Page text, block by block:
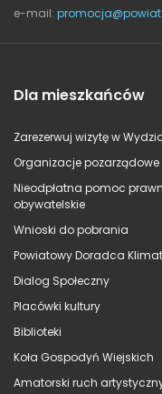
e-mail:
Dla mieszkańców
Zarezerwuj wizytę w
Organizacje pozarządowe
Nieodpłatna pomoc
obywatelskie
Wnioski do pobrania
Powiatowy Doradca
Dialog Społeczny
Placówki kultury
Biblioteki
Koła Gospodyń Wiejskich
Amatorski ruch